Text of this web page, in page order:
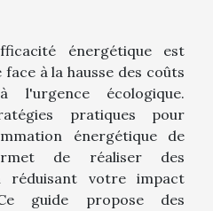
énergétique est
à la hausse des coûts
écologique.
pratiques pour
énergétique de
de réaliser des
réduisant votre impact
guide propose des